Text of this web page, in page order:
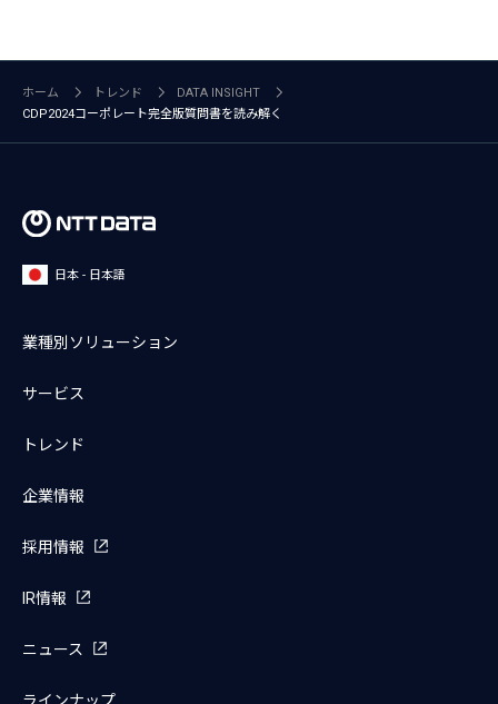
ホーム トレンド
DATA INSIGHT
CDP2024コーポレート完全版質問書を読み解く
日本 - 日本語
業種別ソリューション
サービス
トレンド
企業情報
採用情報
IR情報
ニュース
ラインナップ